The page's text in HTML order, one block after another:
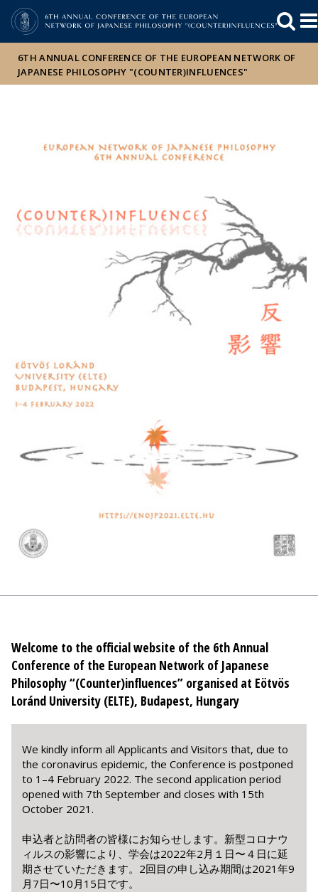
Hírek
Események
ELTE a
sajtóban
6TH ANNUAL CONFERENCE OF THE EUROPEAN NETWORK OF
JAPANESE PHILOSOPHY "(COUNTER)INFLUENCES"
Welcome to the official website of the 6th Annual
Conference of the European Network of Japanese
Philosophy “(Counter)influences” organised at Eötvös
Loránd University (ELTE), Budapest, Hungary
We kindly inform all Applicants and Visitors that, due to
the coronavirus epidemic, the Conference is postponed
to 1–4 February 2022. The second application period
opened with 7th September and closes with 15th
October 2021.
申込者と訪問者の皆様にお知らせします。新型コロナウ
ィルスの影響により、学会は2022年2月１日〜４日に延
期させていただきます。2回目の申し込み期間は2021年9
月7日〜10月15日です。